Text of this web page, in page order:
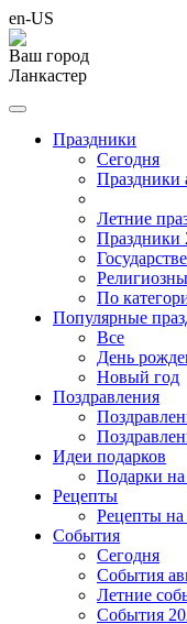
en-US
Ваш город
Ланкастер
Праздники
Cегодня
Праздники
Летние
Праздники
По
Популярные
Все
День
Новый год
Поздравления
Идеи подарков
Подарки
Рецепты
Рецепты
События
Cегодня
События
Летние
События